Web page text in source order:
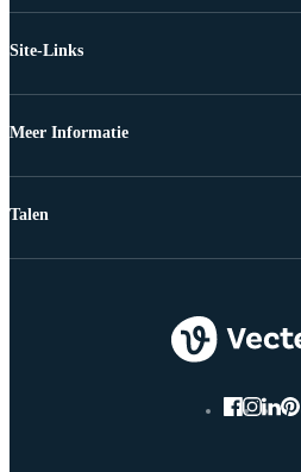
Site-Links
Meer Informatie
Talen